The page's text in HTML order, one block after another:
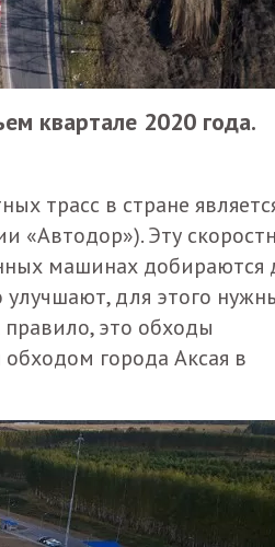
квартале 2020 года.
трасс в стране
«Автодор»). Эту
машинах добираются
для этого
это обходы
обходом города Аксая в